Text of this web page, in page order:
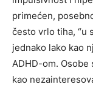
primećen,
često vrlo tiha, “u
jednako lako kao
ADHD-om.
kao